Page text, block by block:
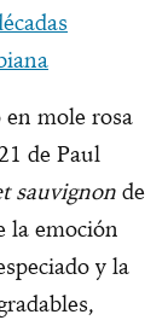
en mole rosa
de Paul
sauvignon de
la emoción
y la